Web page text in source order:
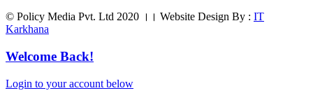
© Policy Media Pvt. Ltd 2020 ।। Website Design By : IT
Karkhana
Welcome Back!
Login to your account below